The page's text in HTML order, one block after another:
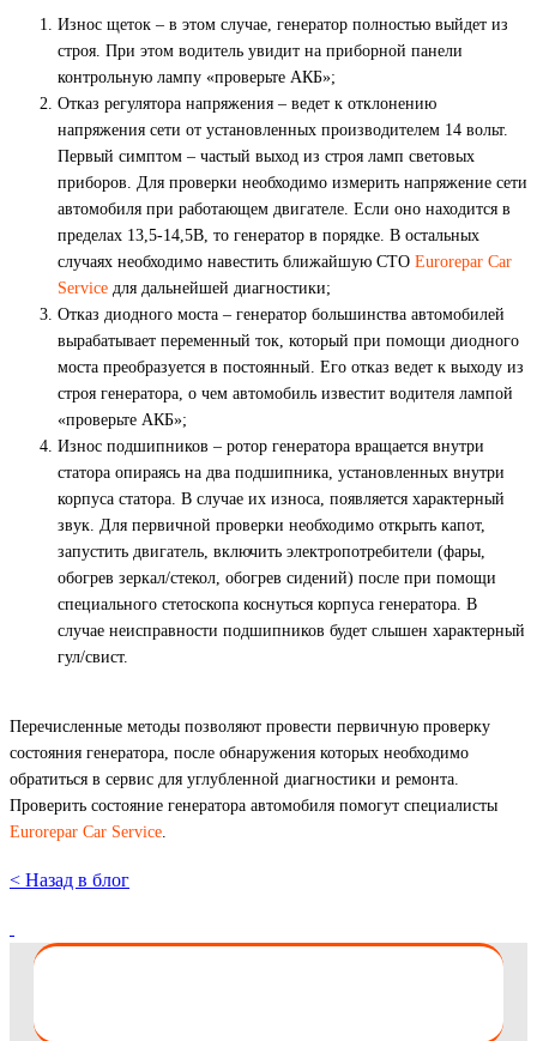
Износ щеток – в этом случае, генератор полностью выйдет из
строя. При этом водитель увидит на приборной панели
контрольную лампу «проверьте АКБ»;
Отказ регулятора напряжения – ведет к отклонению
напряжения сети от установленных производителем 14 вольт.
Первый симптом – частый выход из строя ламп световых
приборов. Для проверки необходимо измерить напряжение сети
автомобиля при работающем двигателе. Если оно находится в
пределах 13,5-14,5В, то генератор в порядке. В остальных
случаях необходимо навестить ближайшую СТО Eurorepar Car
Service для дальнейшей диагностики;
Отказ диодного моста – генератор большинства автомобилей
вырабатывает переменный ток, который при помощи диодного
моста преобразуется в постоянный. Его отказ ведет к выходу из
строя генератора, о чем автомобиль известит водителя лампой
«проверьте АКБ»;
Износ подшипников – ротор генератора вращается внутри
статора опираясь на два подшипника, установленных внутри
корпуса статора. В случае их износа, появляется характерный
звук. Для первичной проверки необходимо открыть капот,
запустить двигатель, включить электропотребители (фары,
обогрев зеркал/стекол, обогрев сидений) после при помощи
специального стетоскопа коснуться корпуса генератора. В
случае неисправности подшипников будет слышен характерный
гул/свист.
Перечисленные методы позволяют провести первичную проверку
состояния генератора, после обнаружения которых необходимо
обратиться в сервис для углубленной диагностики и ремонта.
Проверить состояние генератора автомобиля помогут специалисты
Eurorepar Car Service
< Назад в блог